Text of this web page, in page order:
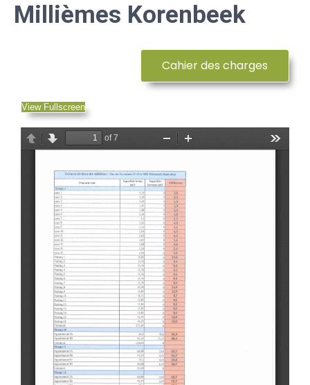
Millièmes Korenbeek
Cahier des charges
View Fullscreen